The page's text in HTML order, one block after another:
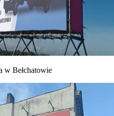
w Bełchatowie